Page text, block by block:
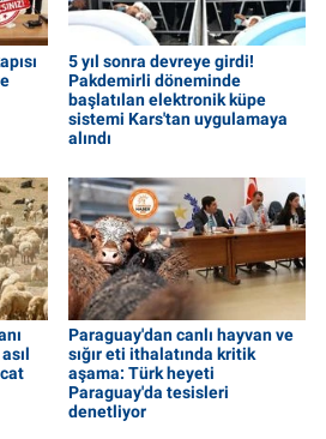
5 yıl sonra devreye girdi!
Pakdemirli döneminde
başlatılan elektronik küpe
sistemi Kars'tan uygulamaya
alındı
Paraguay'dan canlı hayvan ve
sığır eti ithalatında kritik
aşama: Türk heyeti
Paraguay'da tesisleri
denetliyor